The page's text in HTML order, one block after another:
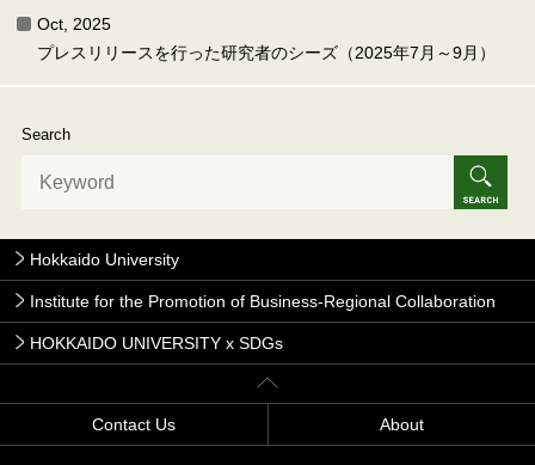
Oct, 2025
プレスリリースを行った研究者のシーズ（2025年7月～9月）
Search
Hokkaido University
Institute for the Promotion of Business-Regional Collaboration
HOKKAIDO UNIVERSITY x SDGs
Contact Us About